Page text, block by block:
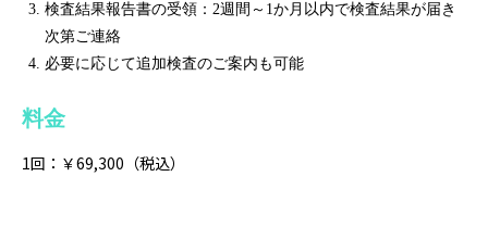
検査結果報告書の受領：2週間～1か月以内で検査結果が届き
次第ご連絡
必要に応じて追加検査のご案内も可能
料金
1回：￥69,300（税込）